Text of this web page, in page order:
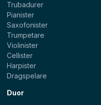
Trubadurer
Pianister
Saxofonister
Trumpetare
Violinister
Cellister
Harpister
Dragspelare
Duor